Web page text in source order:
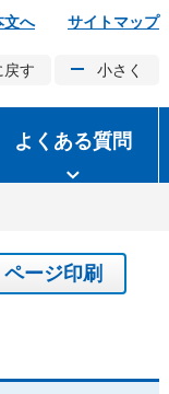
文へ サイトマップ
戻す 小さく
よくある質問
ページ印刷